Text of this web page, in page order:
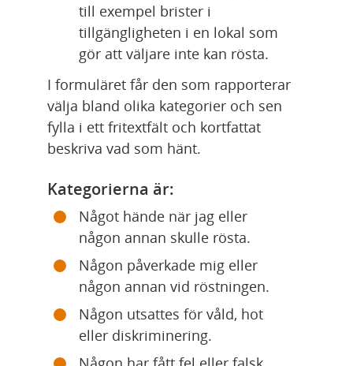
till exempel brister i
tillgängligheten i en lokal som
gör att väljare inte kan rösta.
I formuläret får den som rapporterar
välja bland olika kategorier och sen
fylla i ett fritextfält och kortfattat
beskriva vad som hänt.
Kategorierna är:
Något hände när jag eller
någon annan skulle rösta.
Någon påverkade mig eller
någon annan vid röstningen.
Någon utsattes för våld, hot
eller diskriminering.